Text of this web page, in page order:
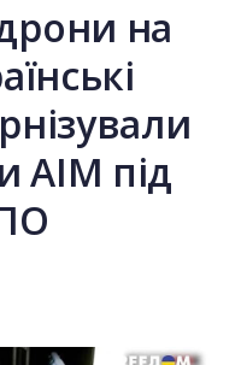
на
AIM під